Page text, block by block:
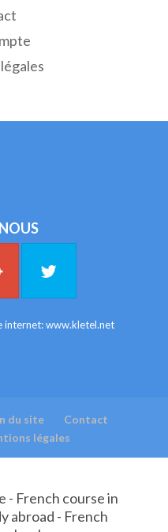
internet:www.kletel.net
du site
Contact
légales
- French course in
abroad - French